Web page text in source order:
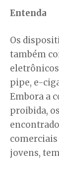
Entenda
Os
também
pipe, e-
Embora a
proibida,
comerciais
jovens,